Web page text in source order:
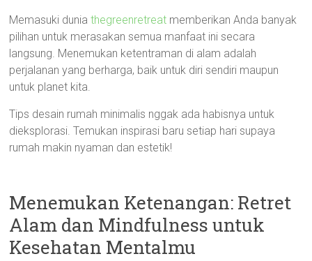
Memasuki duniathegreenretreat memberikan Anda banyak
pilihan untuk merasakan semua manfaat ini secara
langsung. Menemukan ketentraman di alam adalah
perjalanan yang berharga, baik untuk diri sendiri maupun
untuk planet kita.
Tips desain rumah minimalis nggak ada habisnya untuk
dieksplorasi. Temukan inspirasi baru setiap hari supaya
rumah makin nyaman dan estetik!
Menemukan Ketenangan: Retret
Alam dan Mindfulness untuk
Kesehatan Mentalmu